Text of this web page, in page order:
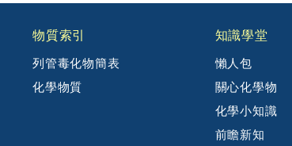
物質索引
列管毒化物簡表
化學物質
知識學堂
懶人包
關心化學物
化學小知識
前瞻新知